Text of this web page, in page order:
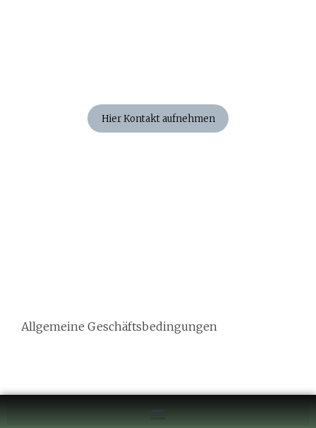
Hier Kontakt aufnehmen
Allgemeine Geschäftsbedingungen